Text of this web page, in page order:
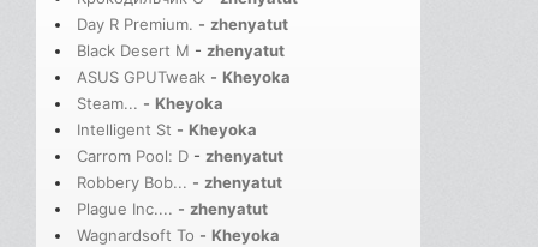
Day R Premium. - zhenyatut
Black Desert M - zhenyatut
ASUS GPUTweak - Kheyoka
Steam... - Kheyoka
Intelligent St - Kheyoka
Carrom Pool: D - zhenyatut
Robbery Bob... - zhenyatut
Plague Inc.... - zhenyatut
Wagnardsoft To - Kheyoka